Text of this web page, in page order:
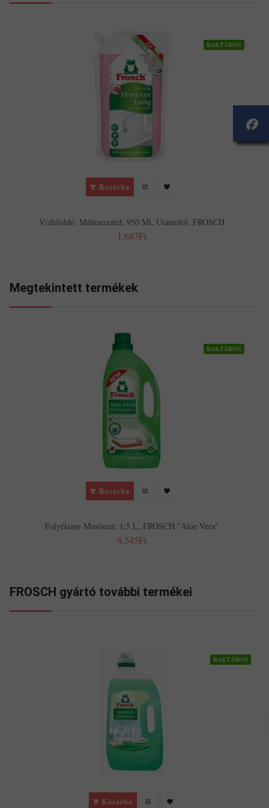
RAKTÁRON
Kosárba
Vízkőoldó, Málnaecettel, 950 Ml, Utántöltő, FROSCH
1,687Ft
Megtekintett termékek
RAKTÁRON
Kosárba
Folyékony Mosószer, 1,5 L, FROSCH "Aloe Vera"
4,545Ft
FROSCH gyártó további termékei
RAKTÁRON
Kosárba